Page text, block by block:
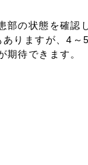
部の状態を確認
りますが、4～
期待できます。